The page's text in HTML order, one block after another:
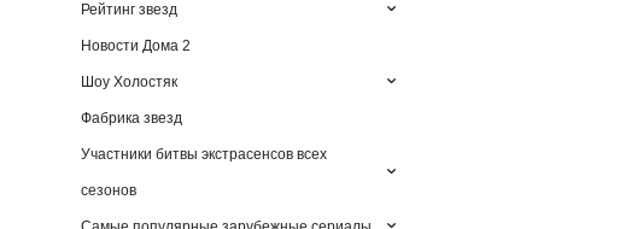
Рейтинг звезд
Новости Дома 2
Шоу Холостяк
Фабрика звезд
Участники битвы экстрасенсов всех
сезонов